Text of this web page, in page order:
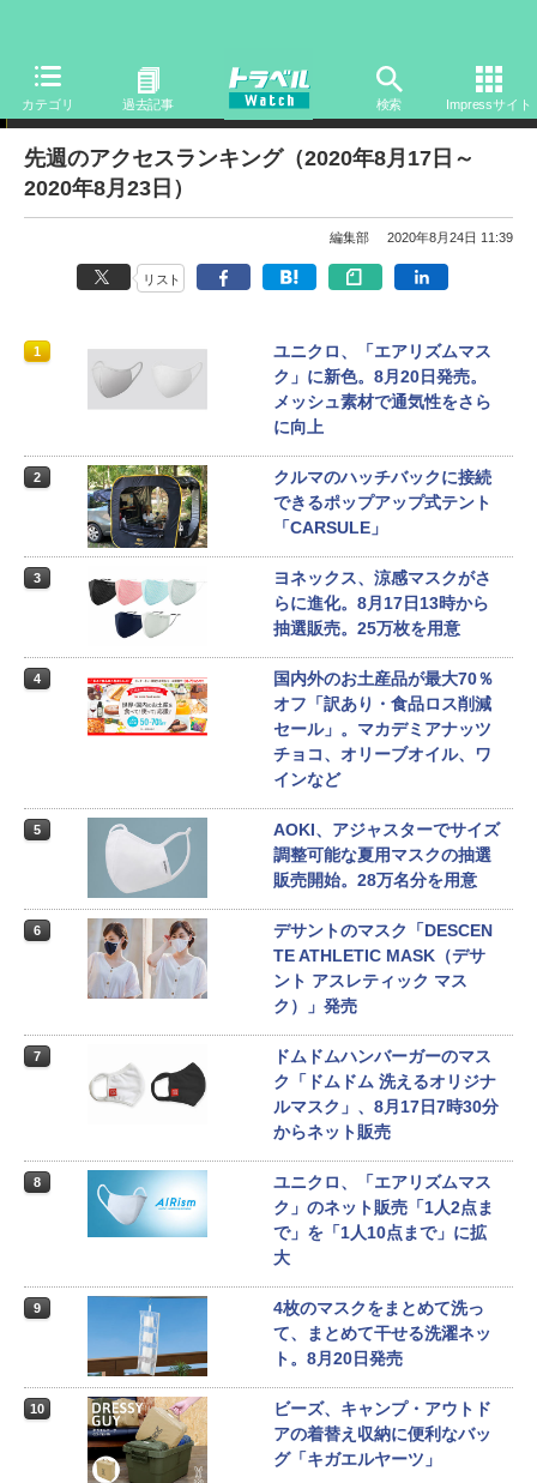
カテゴリ 過去記事 検索 Impressサイト
アクセスランキング
先週のアクセスランキング（2020年8月17日～
2020年8月23日）
編集部 2020年8月24日 11:39
リスト
1
ユニクロ、「エアリズムマス
ク」に新色。8月20日発売。
メッシュ素材で通気性をさら
に向上
2
クルマのハッチバックに接続
できるポップアップ式テント
「CARSULE」
3
ヨネックス、涼感マスクがさ
らに進化。8月17日13時から
抽選販売。25万枚を用意
4
国内外のお土産品が最大70％
オフ「訳あり・食品ロス削減
セール」。マカデミアナッツ
チョコ、オリーブオイル、ワ
インなど
5
AOKI、アジャスターでサイズ
調整可能な夏用マスクの抽選
販売開始。28万名分を用意
6
デサントのマスク「DESCEN
TE ATHLETIC MASK（デサ
ント アスレティック マス
ク）」発売
7
ドムドムハンバーガーのマス
ク「ドムドム 洗えるオリジナ
ルマスク」、8月17日7時30分
からネット販売
8
ユニクロ、「エアリズムマス
ク」のネット販売「1人2点ま
で」を「1人10点まで」に拡
大
9
4枚のマスクをまとめて洗っ
て、まとめて干せる洗濯ネッ
ト。8月20日発売
10
ビーズ、キャンプ・アウトド
アの着替え収納に便利なバッ
グ「キガエルヤーツ」